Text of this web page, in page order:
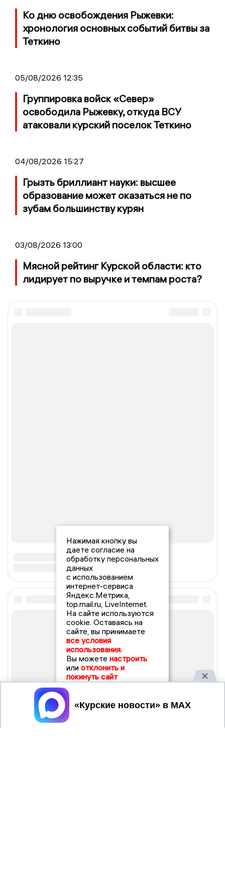
Ко дню освобождения Рыжевки:
хронология основных событий битвы за
Теткино
05/08/2026 12:35
Группировка войск «Север»
освободила Рыжевку, откуда ВСУ
атаковали курский поселок Теткино
04/08/2026 15:27
Грызть бриллиант науки: высшее
образование может оказаться не по
зубам большинству курян
03/08/2026 13:00
Мясной рейтинг Курской области: кто
лидирует по выручке и темпам роста?
Нажимая кнопку вы
даете согласие на
обработку персональных
данных
с использованием
интернет-сервиса
Яндекс.Метрика,
top.mail.ru, LiveInternet.
На сайте используются
cookie. Оставаясь на
сайте, вы принимаете
все условия
использования.
Вы можете настроить
или отклонить и
покинуть сайт
Принять